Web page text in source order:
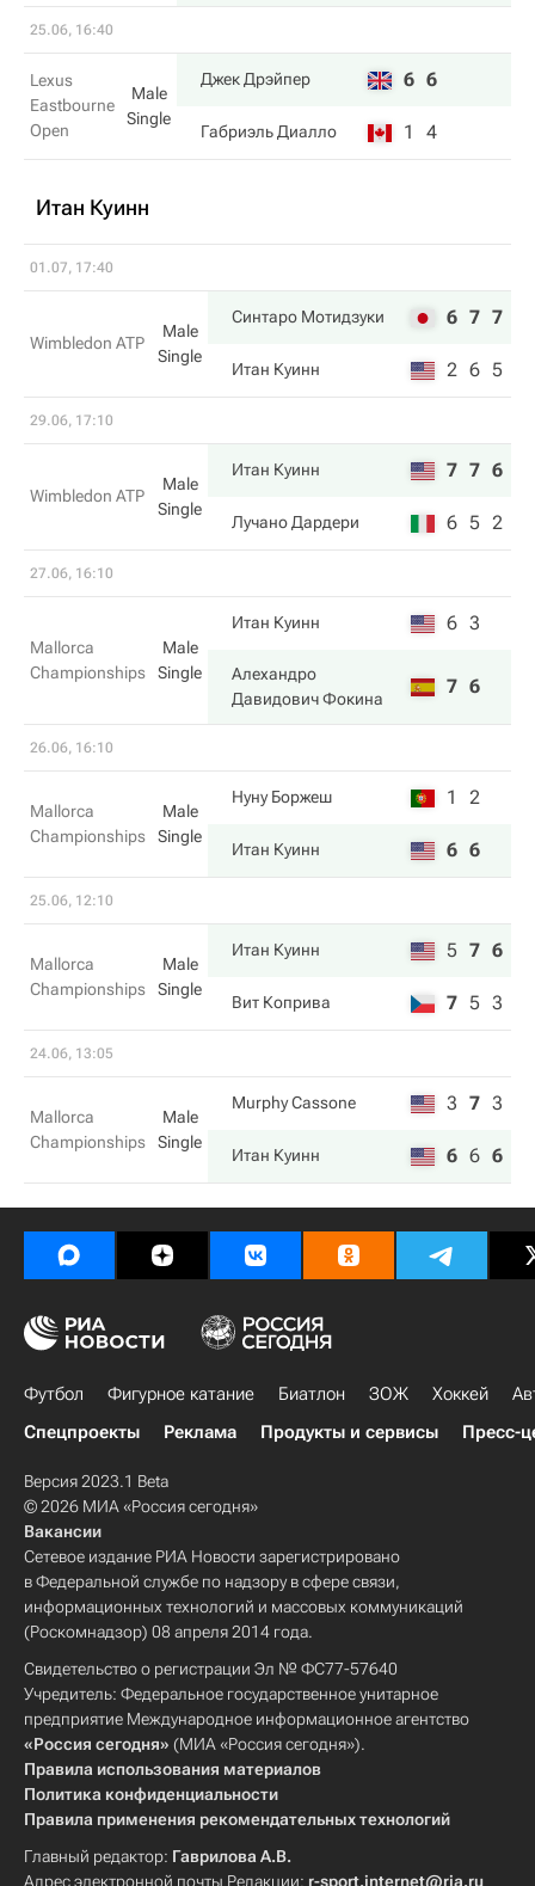
25.06, 16:40
Lexus
Eastbourne
Open
Male
Single
Джек Дрэйпер 6 6
Габриэль Диалло 1 4
Итан Куинн
01.07, 17:40
Wimbledon ATP
Male
Single
Синтаро Мотидзуки 6 7 7
Итан Куинн 2 6 5
29.06, 17:10
Wimbledon ATP
Male
Single
Итан Куинн 7 7 6
Лучано Дардери 6 5 2
27.06, 16:10
Mallorca
Championships
Male
Single
Итан Куинн 6 3
Алехандро
Давидович Фокина
7 6
26.06, 16:10
Mallorca
Championships
Male
Single
Нуну Боржеш 1 2
Итан Куинн 6 6
25.06, 12:10
Mallorca
Championships
Male
Single
Итан Куинн 5 7 6
Вит Коприва 7 5 3
24.06, 13:05
Mallorca
Championships
Male
Single
Murphy Cassone 3 7 3
Итан Куинн 6 6 6
Футбол Фигурное катание Биатлон ЗОЖ Хоккей
Спецпроекты
Реклама Продукты и сервисы Пресс-
Версия 2023.1 Beta
© 2026 МИА «Россия сегодня»
Вакансии
Сетевое издание РИА Новости зарегистрировано
в Федеральной службе по надзору в сфере связи,
информационных технологий и массовых коммуникаций
(Роскомнадзор) 08 апреля 2014 года.
Свидетельство о регистрации Эл № ФС77-57640
Учредитель: Федеральное государственное унитарное
предприятие Международное информационное агентство
«Россия сегодня» (МИА «Россия сегодня»).
Правила использования материалов
Политика конфиденциальности
Правила применения рекомендательных технологий
Главный редактор: Гаврилова А.В.
Адрес электронной почты Редакции: r-sport.internet@ria.ru